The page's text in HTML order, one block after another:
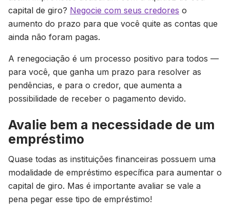
capital de giro? Negocie com seus credores o
aumento do prazo para que você quite as contas que
ainda não foram pagas.
A renegociação é um processo positivo para todos —
para você, que ganha um prazo para resolver as
pendências, e para o credor, que aumenta a
possibilidade de receber o pagamento devido.
Avalie bem a necessidade de um
empréstimo
Quase todas as instituições financeiras possuem uma
modalidade de empréstimo específica para aumentar o
capital de giro. Mas é importante avaliar se vale a
pena pegar esse tipo de empréstimo!